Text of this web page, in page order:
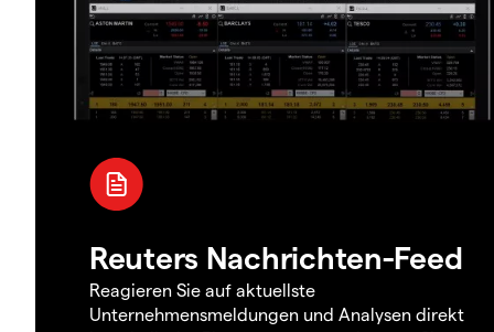
Reuters Nachrichten-Feed
Reagieren Sie auf aktuellste
Unternehmensmeldungen und Analysen direkt